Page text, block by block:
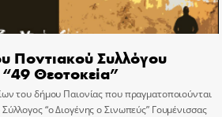
Ποντιακού Συλλόγου
Θεοτοκεία”
του δήμου Παιονίας που πραγματοποιούνται
“ο Διογένης ο Σινωπεύς” Γουμένισσας